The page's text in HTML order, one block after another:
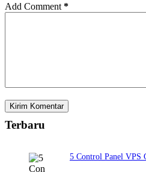
Add Comment *
Kirim Komentar
Terbaru
5 Control Panel VPS